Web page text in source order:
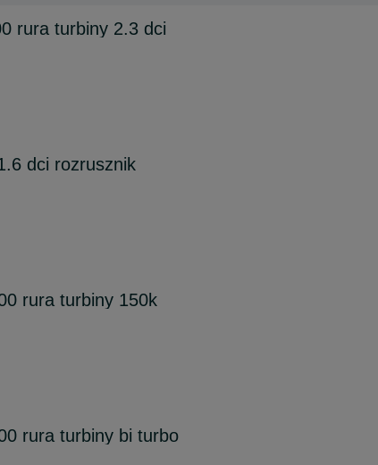
rura turbiny 2.3 dci
dci rozrusznik
rura turbiny 150k
rura turbiny bi turbo